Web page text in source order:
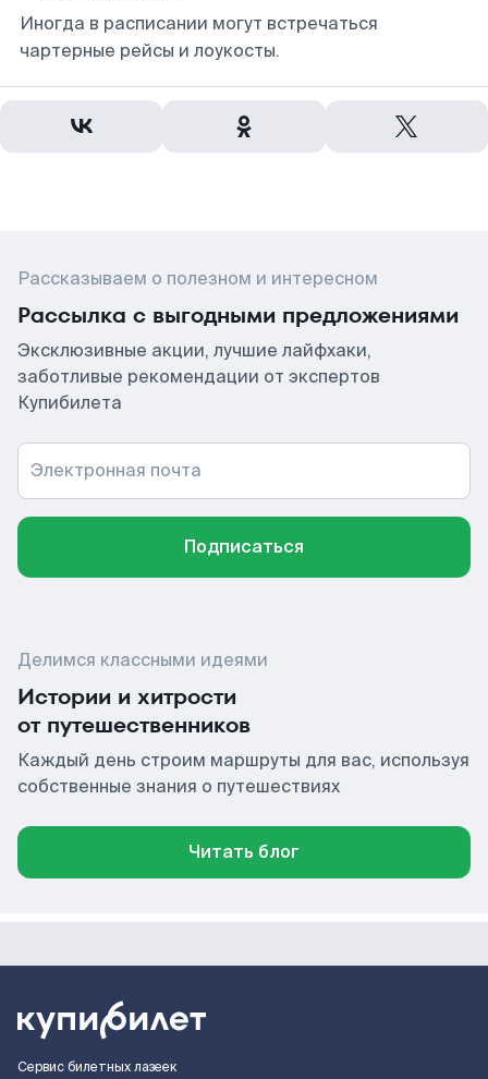
Иногда в расписании могут встречаться
чартерные рейсы и лоукосты.
Рассказываем о полезном и интересном
Рассылка с выгодными предложениями
Эксклюзивные акции, лучшие лайфхаки,
заботливые рекомендации от экспертов
Купибилета
Электронная почта
Подписаться
Делимся классными идеями
Истории и хитрости
от путешественников
Каждый день строим маршруты для вас, используя
собственные знания о путешествиях
Читать блог
Сервис билетных лазеек